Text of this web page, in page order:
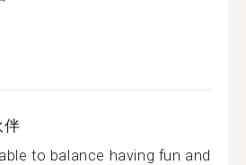
伴
to balance having fun and